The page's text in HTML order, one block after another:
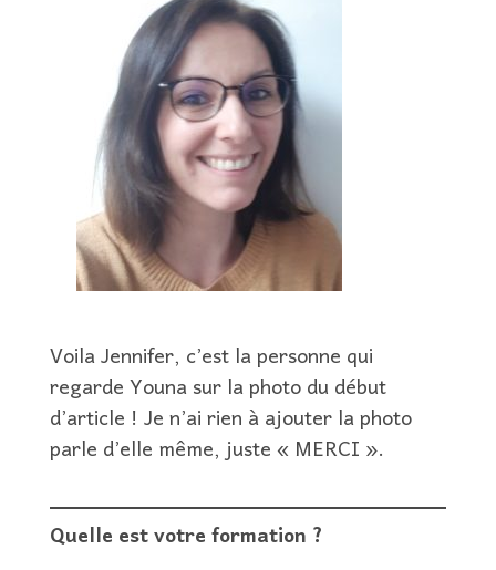
Voila Jennifer, c’est la personne qui
regarde Youna sur la photo du début
d’article ! Je n’ai rien à ajouter la photo
parle d’elle même, juste « MERCI ».
Quelle est votre formation ?